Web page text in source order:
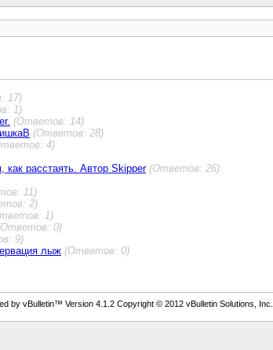
17)
1)
(Ответов: 14)
(Ответов: 28)
4)
расстаять. Автор Skipper (Ответов: 26)
11)
2)
1)
0)
9)
лыж (Ответов: 0)
by vBulletin™ Version 4.1.2 Copyright © 2012 vBulletin Solutions,